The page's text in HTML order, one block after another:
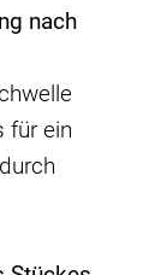
nach
für ein